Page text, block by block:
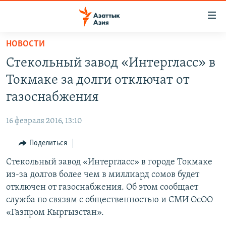
Вернуться
основному
содержанию
главной
навигации
Вернутся
поиску
КЫРГЫЗСТАН
ТАДЖИКИСТАН
ВОЙНА В УКРАИНЕ
ҚАЗАҚША
КЫРГЫЗЧА
ЎЗБЕКЧА
ТОҶИКӢ
TÜRKMENÇE
НОВОСТИ
Стекольный завод «Интергласс» в
Токмаке за долги отключат от
газоснабжения
16 февраля 2016, 13:10
Поделиться
Стекольный завод «Интергласс» в городе Токмаке
из-за долгов более чем в миллиард сомов будет
отключен от газоснабжения. Об этом сообщает
служба по связям с общественностью и СМИ ОсОО
«Газпром Кыргызстан».